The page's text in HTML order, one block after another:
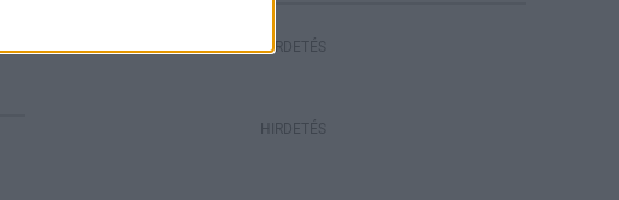
HIRDETÉS
HIRDETÉS